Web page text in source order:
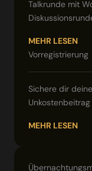
Talkrunde mit
MEHR LESEN
Vorregistrierung
Sichere dir
MEHR LESEN